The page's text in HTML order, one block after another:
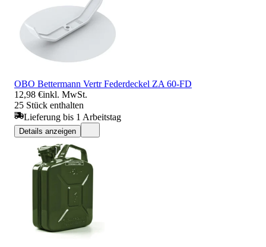
OBO Bettermann Vertr Federdeckel ZA 60-FD
12,98 €inkl. MwSt.
25 Stück enthalten
Lieferung bis 1 Arbeitstag
Details anzeigen